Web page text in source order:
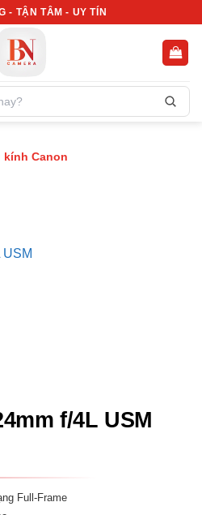
- TẬN TÂM - UY TÍN
kính Canon
f/4L USM
Full-Frame